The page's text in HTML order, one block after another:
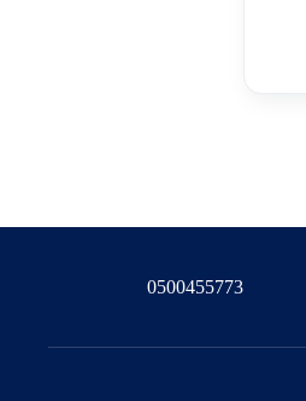
0500455773